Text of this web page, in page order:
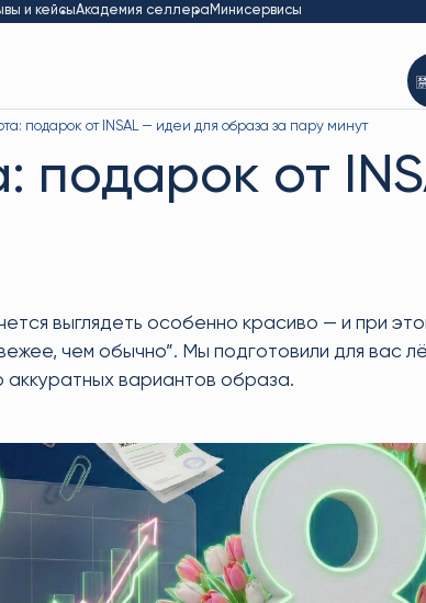
и кейсыАкадемия селлера Минисервисы
подарок от INSAL — идеи для образа за пару минут
подарок от
выглядеть особенно красиво — и при
чем обычно”. Мы подготовили для
аккуратных вариантов образа.